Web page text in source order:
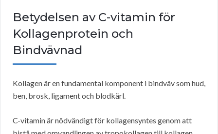
Betydelsen av C-vitamin för
Kollagenprotein och
Bindvävnad
Kollagen är en fundamental komponent i bindväv som hud,
ben, brosk, ligament och blodkärl.
C-vitamin är nödvändigt för kollagensyntes genom att